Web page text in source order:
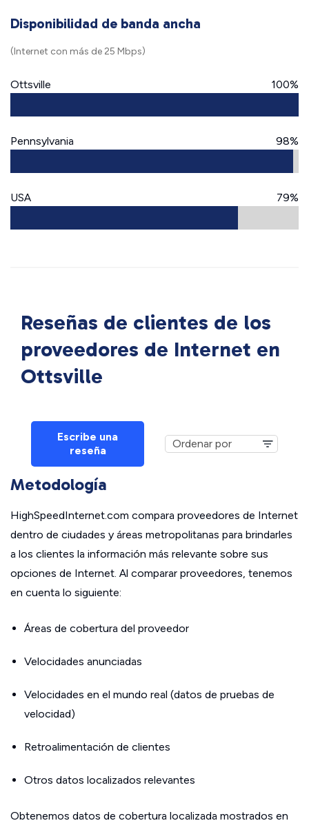
Disponibilidad de banda ancha
(Internet con más de 25 Mbps)
Ottsville 100%
Pennsylvania 98%
USA 79%
Reseñas de clientes de los
proveedores de Internet en
Ottsville
Escribe una
reseña
Metodología
HighSpeedInternet.com compara proveedores de Internet
dentro de ciudades y áreas metropolitanas para brindarles
a los clientes la información más relevante sobre sus
opciones de Internet. Al comparar proveedores, tenemos
en cuenta lo siguiente:
Áreas de cobertura del proveedor
Velocidades anunciadas
Velocidades en el mundo real (datos de pruebas de
velocidad)
Retroalimentación de clientes
Otros datos localizados relevantes
Obtenemos datos de cobertura localizada mostrados en